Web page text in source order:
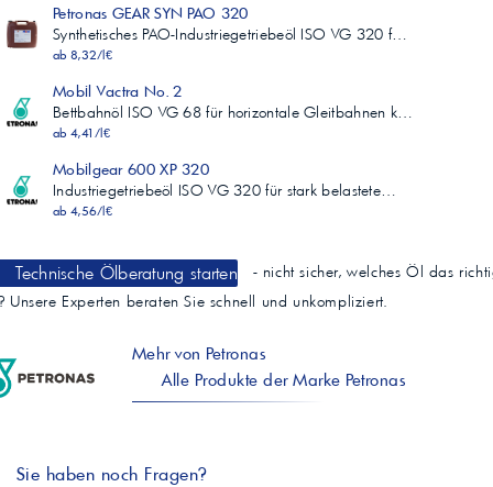
Petronas GEAR SYN PAO 320
Synthetisches PAO-Industriegetriebeöl ISO VG 320 f…
ab 8,32/l€
Mobil Vactra No. 2
Bettbahnöl ISO VG 68 für horizontale Gleitbahnen k…
ab 4,41/l€
Mobilgear 600 XP 320
Industriegetriebeöl ISO VG 320 für stark belastete…
ab 4,56/l€
Technische Ölberatung starten
- nicht sicher, welches Öl das
Unsere Experten beraten Sie schnell und unkompliziert.
Mehr von Petronas
Alle Produkte der Marke Petronas
Sie haben noch Fragen?